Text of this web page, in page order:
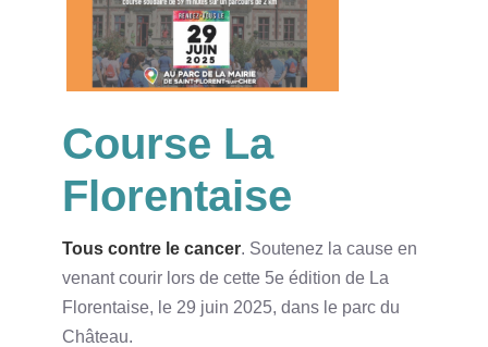
Course La
Florentaise
Tous contre le cancer. Soutenez la cause en
venant courir lors de cette 5e édition de La
Florentaise, le 29 juin 2025, dans le parc du
Château.